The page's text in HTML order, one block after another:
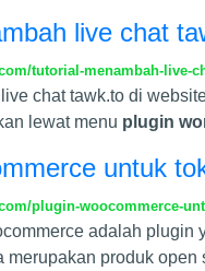
live chat
tutorial-menambah-live-
chat tawk.to di
lewat menu plugin
untuk
plugin-woocommerce-
adalah plugin
merupakan produk